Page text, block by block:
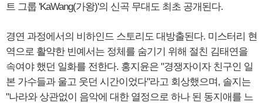
트 그룹 'KaWang(가왕)'의 신곡 무대도 최초 공개된다.
경연 과정에서의 비하인드 스토리도 대방출된다. 미스터리 현
역으로 활약한 빈예서는 정체를 숨기기 위해 절친 김태연을
속여야 했던 일화를 전한다. 홍지윤은 "경쟁자이자 친구인 일
본 가수들과 울고 웃던 시간이었다"라고 회상했으며, 솔지는
"나라와 상관없이 음악에 대한 열정으로 하나 된 동지애를 느